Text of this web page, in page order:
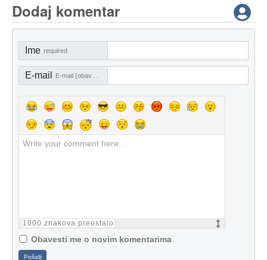
Dodaj komentar
Ime required
E-mail
1000 znakova preostalo
Obavesti me o novim komentarima
Pošalji